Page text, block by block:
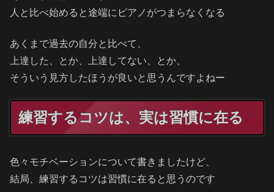
人と比べ始めると途端にピアノがつまらなくなる
あくまで過去の自分と比べて、
上達した、とか、上達してない、とか、
そういう見方したほうが良いと思うんですよねー
練習するコツは、実は習慣に在る
色々モチベーションについて書きましたけど、
結局、練習するコツは習慣に在ると思うのです